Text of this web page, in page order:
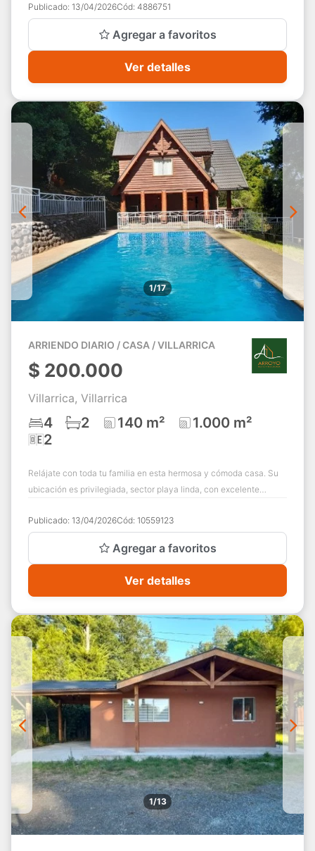
Publicado: 13/04/2026Cód: 4886751
Agregar a favoritos
Ver detalles
1/17
ARRIENDO DIARIO / CASA / VILLARRICA
$ 200.000
Villarrica, Villarrica
4 2 140 m²
1.000 m²
2
Relájate con toda tu familia en esta hermosa y cómoda casa. Su
ubicación es privilegiada, sector playa linda, con excelente
Publicado: 13/04/2026Cód: 10559123
Agregar a favoritos
Ver detalles
1/13